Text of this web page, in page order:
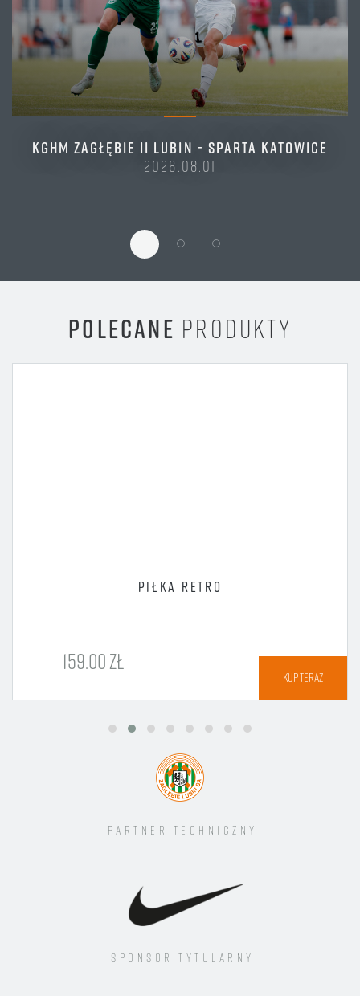
KGHM ZAGŁĘBIE II LUBIN - SPARTA KATOWICE
2026.08.01
1
POLECANE PRODUKTY
PIŁKA RETRO
159.00 ZŁ
KUP TERAZ
Partner techniczny
Sponsor tytularny